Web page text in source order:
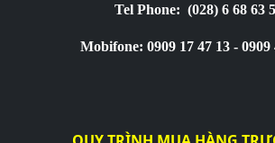
Tel Phone: (028) 6 68 63
Mobifone: 0909 17 47 13 - 0909